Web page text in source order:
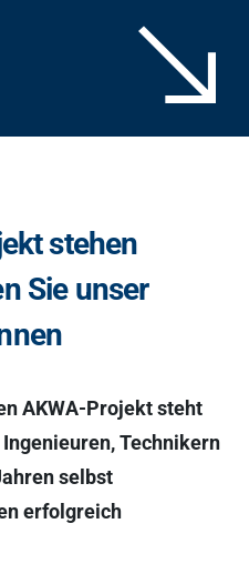
stehen
Sie unser
AKWA-Projekt steht
Technikern
selbst
erfolgreich